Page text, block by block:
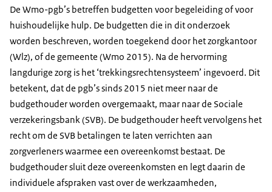
De Wmo-pgb’s betreffen budgetten voor begeleiding of voor
huishoudelijke hulp. De budgetten die in dit onderzoek
worden beschreven, worden toegekend door het zorgkantoor
(Wlz), of de gemeente (Wmo 2015). Na de hervorming
langdurige zorg is het ‘trekkingsrechtensysteem’ ingevoerd. Dit
betekent, dat de pgb’s sinds 2015 niet meer naar de
budgethouder worden overgemaakt, maar naar de Sociale
verzekeringsbank (SVB). De budgethouder heeft vervolgens het
recht om de SVB betalingen te laten verrichten aan
zorgverleners waarmee een overeenkomst bestaat. De
budgethouder sluit deze overeenkomsten en legt daarin de
individuele afspraken vast over de werkzaamheden,